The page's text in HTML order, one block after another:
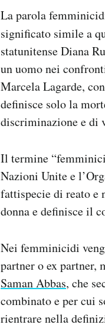
La parola
significato simile a
statunitense Diana
un uomo nei
Marcela Lagarde,
definisce solo la
discriminazione e di
Il termine
Nazioni Unite e
fattispecie di reato e
donna e definisce il
Nei femminicidi
partner o ex partner,
Saman Abbas, che
combinato e per cui
rientrare nella